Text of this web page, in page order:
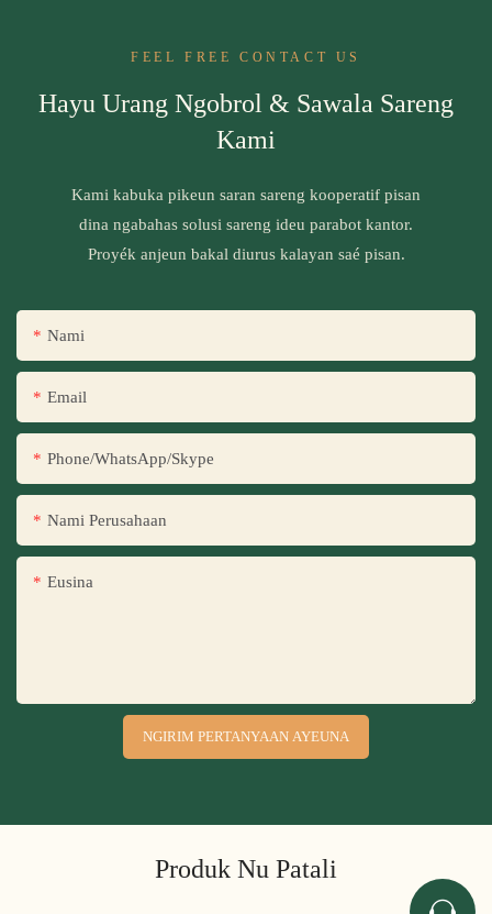
FEEL FREE CONTACT US
Hayu Urang Ngobrol & Sawala Sareng
Kami
Kami kabuka pikeun saran sareng kooperatif pisan
dina ngabahas solusi sareng ideu parabot kantor.
Proyék anjeun bakal diurus kalayan saé pisan.
Nami
Email
Phone/WhatsApp/Skype
Nami Perusahaan
Eusina
NGIRIM PERTANYAAN AYEUNA
Produk Nu Patali